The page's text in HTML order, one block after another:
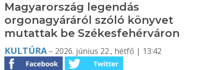
Magyarország legendás
orgonagyáráról szóló könyvet
mutattak be Székesfehérváron
KULTÚRA– 2026. június 22., hétfő | 13:42